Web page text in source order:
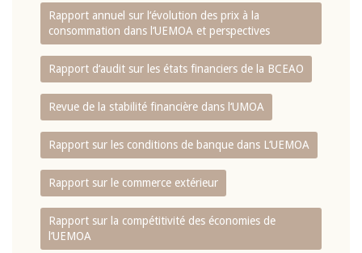
Rapport annuel sur l‘évolution des prix à la
consommation dans l‘UEMOA et perspectives
Rapport d‘audit sur les états financiers de la BCEAO
Revue de la stabilité financière dans l‘UMOA
Rapport sur les conditions de banque dans L‘UEMOA
Rapport sur le commerce extérieur
Rapport sur la compétitivité des économies de
l‘UEMOA